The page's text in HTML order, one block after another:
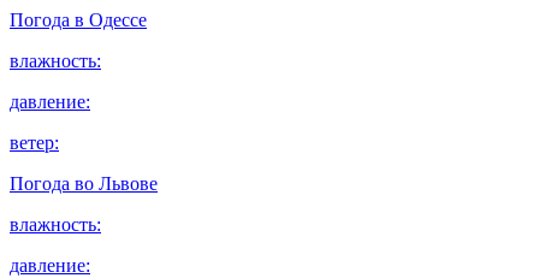
Погода в Одессе
влажность:
давление:
ветер:
Погода во Львове
влажность:
давление: